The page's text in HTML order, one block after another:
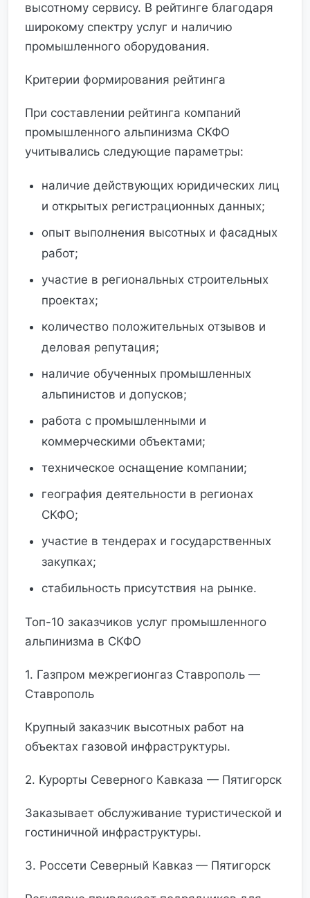
высотному сервису. В рейтинге благодаря
широкому спектру услуг и наличию
промышленного оборудования.
Критерии формирования рейтинга
При составлении рейтинга компаний
промышленного альпинизма СКФО
учитывались следующие параметры:
наличие действующих юридических лиц
и открытых регистрационных данных;
опыт выполнения высотных и фасадных
работ;
участие в региональных строительных
проектах;
количество положительных отзывов и
деловая репутация;
наличие обученных промышленных
альпинистов и допусков;
работа с промышленными и
коммерческими объектами;
техническое оснащение компании;
география деятельности в регионах
СКФО;
участие в тендерах и государственных
закупках;
стабильность присутствия на рынке.
Топ-10 заказчиков услуг промышленного
альпинизма в СКФО
1. Газпром межрегионгаз Ставрополь —
Ставрополь
Крупный заказчик высотных работ на
объектах газовой инфраструктуры.
2. Курорты Северного Кавказа — Пятигорск
Заказывает обслуживание туристической и
гостиничной инфраструктуры.
3. Россети Северный Кавказ — Пятигорск